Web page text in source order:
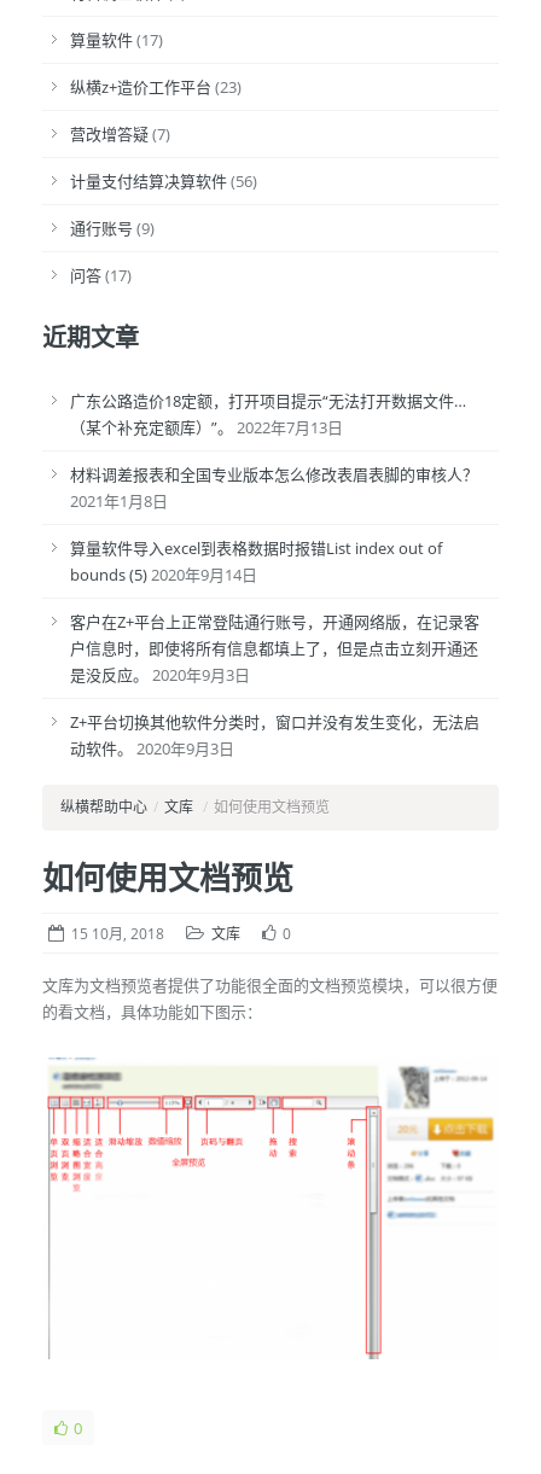
算量软件(17)
纵横z+造价工作平台 (23)
营改增答疑(7)
计量支付结算决算软件(56)
通行账号 (9)
问答(17)
近期文章
广东公路造价18定额，打开项目提示“无法打开数据文件…
（某个补充定额库）”。
2022年7月13日
材料调差报表和全国专业版本怎么修改表眉表脚的审核人？
2021年1月8日
算量软件导入excel到表格数据时报错List index out of
bounds (5)2020年9月14日
客户在Z+平台上正常登陆通行账号，开通网络版，在记录客
户信息时，即使将所有信息都填上了，但是点击立刻开通还
是没反应。
2020年9月3日
Z+平台切换其他软件分类时，窗口并没有发生变化，无法启
动软件。
2020年9月3日
纵横帮助中心 / 文库 / 如何使用文档预览
如何使用文档预览
15 10月, 2018 文库 0
文库为文档预览者提供了功能很全面的文档预览模块，可以很方便
的看文档，具体功能如下图示：
0